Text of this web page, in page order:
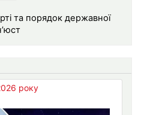
та порядок державної
року